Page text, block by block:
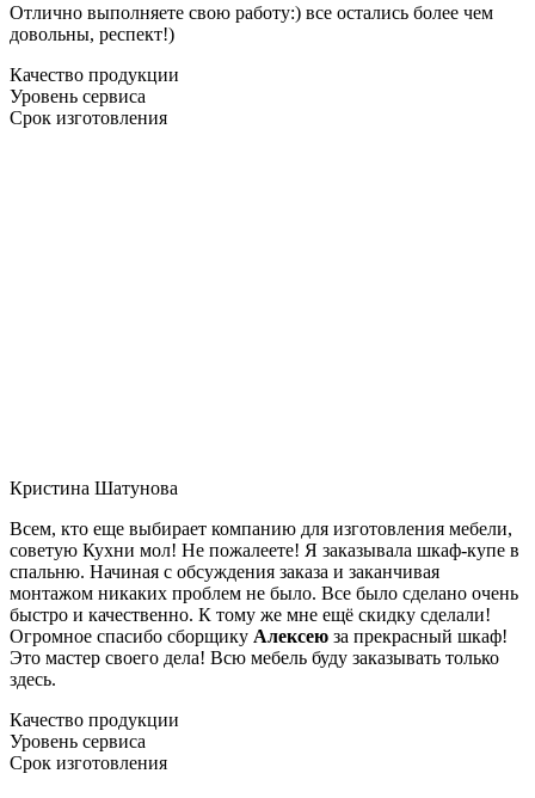
Отлично выполняете свою работу:) все остались более чем
довольны, респект!)
Качество продукции
Уровень сервиса
Срок изготовления
Кристина Шатунова
Всем, кто еще выбирает компанию для изготовления мебели,
советую Кухни мол! Не пожалеете! Я заказывала шкаф-купе в
спальню. Начиная с обсуждения заказа и заканчивая
монтажом никаких проблем не было. Все было сделано очень
быстро и качественно. К тому же мне ещё скидку сделали!
Огромное спасибо сборщику Алексею за прекрасный шкаф!
Это мастер своего дела! Всю мебель буду заказывать только
здесь.
Качество продукции
Уровень сервиса
Срок изготовления